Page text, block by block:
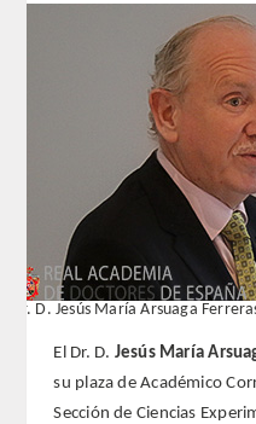
FUNDACIÓN LIBERADE
TEOLOGÍA
HUMANIDADES
Dr. D. Jesús María Arsuaga
El Dr. D. Jesús María
su plaza de Académico
Sección de Ciencias